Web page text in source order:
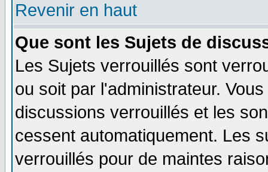
Revenir en haut
Que sont les Sujets de
Les Sujets verrouillés sont
ou soit par l'administrateur.
discussions verrouillés et les
cessent automatiquement. Les
verrouillés pour de maintes